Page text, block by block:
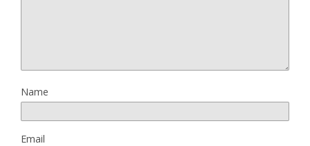
Name
Email